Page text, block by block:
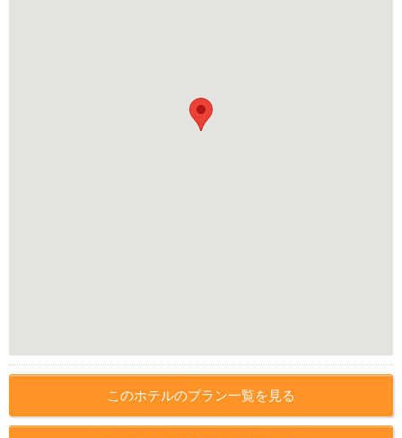
このホテルのプラン一覧を見る